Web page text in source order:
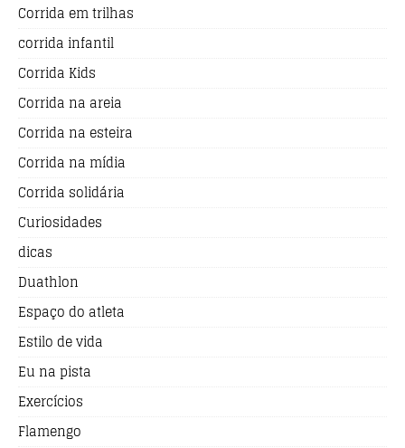
Corrida em trilhas
corrida infantil
Corrida Kids
Corrida na areia
Corrida na esteira
Corrida na mídia
Corrida solidária
Curiosidades
dicas
Duathlon
Espaço do atleta
Estilo de vida
Eu na pista
Exercícios
Flamengo